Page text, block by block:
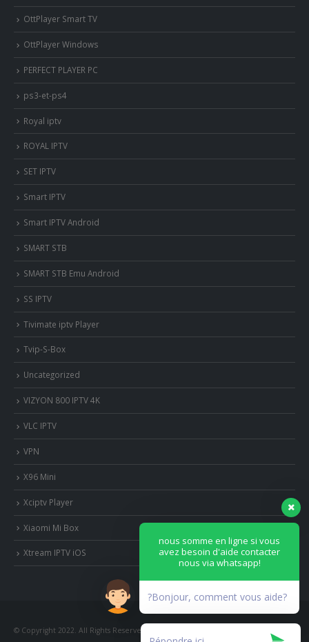
OttPlayer Smart TV
OttPlayer Windows
PERFECT PLAYER PC
ps3-et-ps4
Royal iptv
ROYAL IPTV
SET IPTV
Smart IPTV
Smart IPTV Android
SMART STB
SMART STB Emu Android
SS IPTV
Tivimate iptv Player
Tvip-S-Box
Uncategorized
VIZYON 800 IPTV 4K
VLC IPTV
VPN
X96 Mini
Xciptv Player
Xiaomi Mi Box
Xtream IPTV iOS
© Copyright 2022. All Rights Reserved.
nous somme en ligne si vous
avez besoin d'aide contacter
nous via whatsapp!
?Bonjour, comment vous aide?